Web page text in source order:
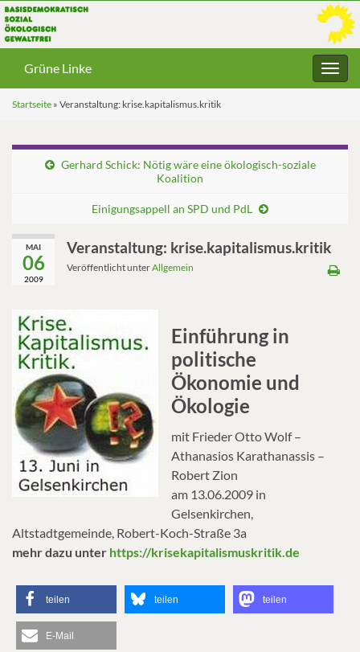
Grüne Linke
Startseite » Veranstaltung: krise.kapitalismus.kritik
Gerhard Schick: Nötig wäre eine ökologisch-soziale
Koalition
Einigungsappell an SPD und PdL
MAI
06
2009
Veranstaltung: krise.kapitalismus.kritik
Veröffentlicht unterAllgemein
Einführung in
politische
Ökonomie und
Ökologie
mit Frieder Otto Wolf –
Athanasios Karathanassis –
Robert Zion
am 13.06.2009 in
Gelsenkirchen,
Altstadtgemeinde, Robert-Koch-Straße 3a
mehr dazu unter https://krisekapitalismuskritik.de
teilen teilen teilen
E-Mail